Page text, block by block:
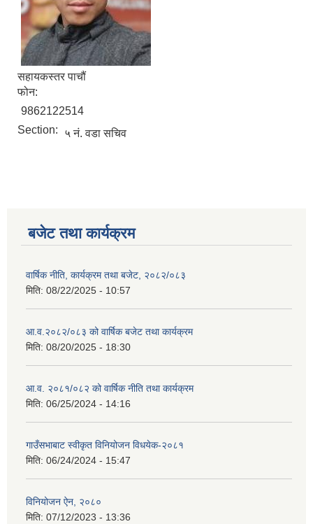
सहायकस्तर पाचौं
फोन:
9862122514
Section:
५ नं. वडा सचिव
बजेट तथा कार्यक्रम
वार्षिक नीति, कार्यक्रम तथा बजेट, २०८२/०८३
मिति: 08/22/2025 - 10:57
आ.व.२०८२/०८३ को वार्षिक बजेट तथा कार्यक्रम
मिति: 08/20/2025 - 18:30
आ.व. २०८१/०८२ को वार्षिक नीति तथा कार्यक्रम
मिति: 06/25/2024 - 14:16
गाउँसभाबाट स्वीकृत विनियोजन विधयेक-२०८१
मिति: 06/24/2024 - 15:47
विनियोजन ऐन, २०८०
मिति: 07/12/2023 - 13:36